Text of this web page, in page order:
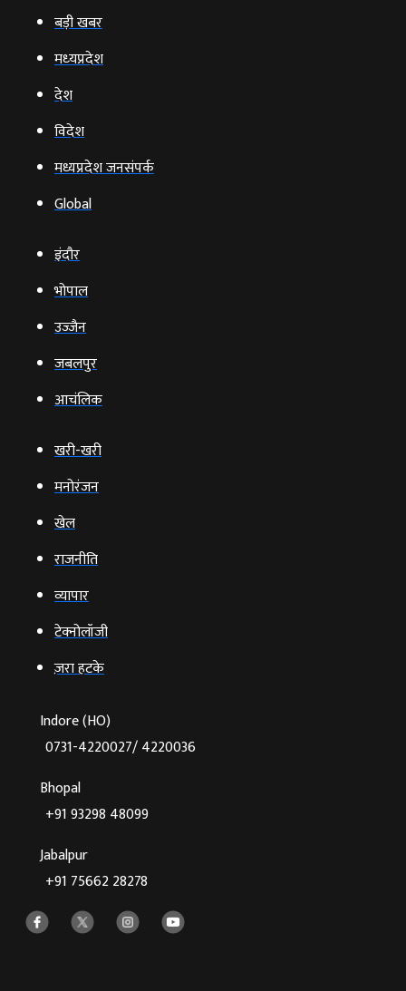
बड़ी खबर
मध्‍यप्रदेश
देश
विदेश
मध्यप्रदेश जनसंपर्क
Global
इंदौर
भोपाल
उज्‍जैन
जबलपुर
आचंलिक
खरी-खरी
मनोरंजन
खेल
राजनीति
व्‍यापार
टेक्‍नोलॉजी
ज़रा हटके
Indore (HO)
0731-4220027/ 4220036
Bhopal
+91 93298 48099
Jabalpur
+91 75662 28278